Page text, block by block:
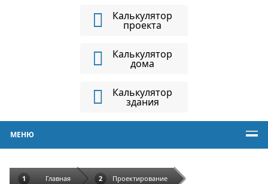
Калькулятор
проекта
Калькулятор
дома
Калькулятор
здания
МЕНЮ
Главная Проектирование